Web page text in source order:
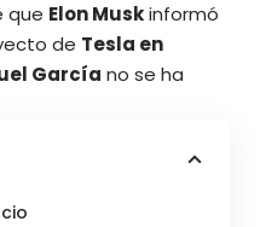
que Elon Muskinformó
de Tesla en
García no se ha